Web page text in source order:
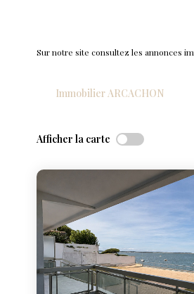
Sur notre site consultez les annonces
Immobilier ARCACHON
Afficher la carte